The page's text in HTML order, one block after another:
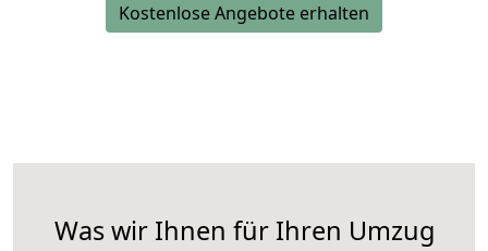
Kostenlose Angebote erhalten
Was wir Ihnen für Ihren Umzug